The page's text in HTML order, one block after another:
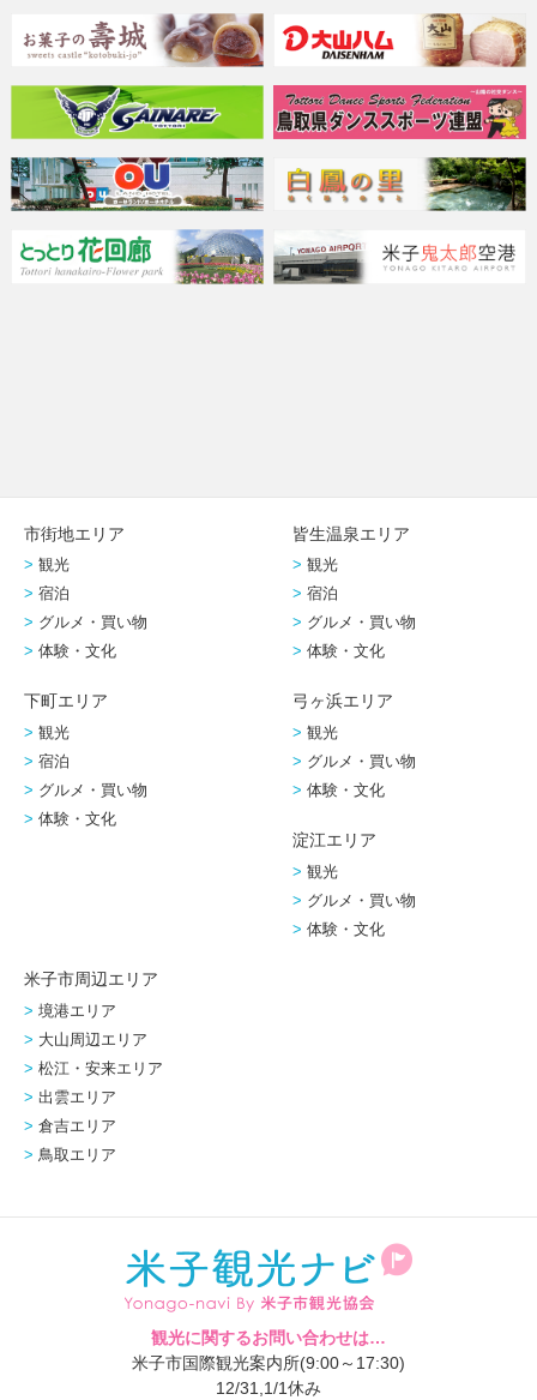
市街地エリア
観光
宿泊
グルメ・買い物
体験・文化
皆生温泉エリア
観光
宿泊
グルメ・買い物
体験・文化
下町エリア
観光
宿泊
グルメ・買い物
体験・文化
弓ヶ浜エリア
観光
グルメ・買い物
体験・文化
淀江エリア
観光
グルメ・買い物
体験・文化
米子市周辺エリア
境港エリア
大山周辺エリア
松江・安来エリア
出雲エリア
倉吉エリア
鳥取エリア
観光に関するお問い合わせは…
米子市国際観光案内所(9:00～17:30)
12/31,1/1休み